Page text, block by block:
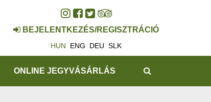
BEJELENTKEZÉS/REGISZTRÁCIÓ
HUN ENG DEU SLK
ONLINE JEGYVÁSÁRLÁS